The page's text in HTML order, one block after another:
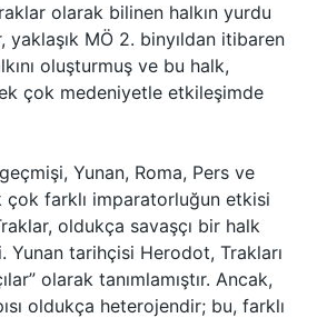
olarak bilinen halkın yurdu
yaklaşık MÖ 2. binyıldan itibaren
oluşturmuş ve bu halk,
çok medeniyetle etkileşimde
Yunan, Roma, Pers ve
çok farklı imparatorluğun etkisi
oldukça savaşçı bir halk
Yunan tarihçisi Herodot, Trakları
olarak tanımlamıştır. Ancak,
oldukça heterojendir; bu, farklı